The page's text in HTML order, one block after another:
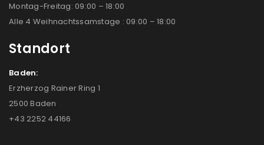
Montag-Freitag: 09:00 – 18:00
Alle 4 Weihnachtssamstage : 09:00 – 18:00
Standort
Baden:
Erzherzog Rainer Ring 1
2500 Baden
+43 2252 44166